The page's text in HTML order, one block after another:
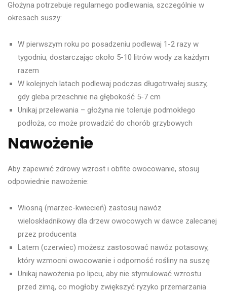
Głożyna potrzebuje regularnego podlewania, szczególnie w
okresach suszy:
W pierwszym roku po posadzeniu podlewaj 1-2 razy w
tygodniu, dostarczając około 5-10 litrów wody za każdym
razem
W kolejnych latach podlewaj podczas długotrwałej suszy,
gdy gleba przeschnie na głębokość 5-7 cm
Unikaj przelewania – głożyna nie toleruje podmokłego
podłoża, co może prowadzić do chorób grzybowych
Nawożenie
Aby zapewnić zdrowy wzrost i obfite owocowanie, stosuj
odpowiednie nawożenie:
Wiosną (marzec-kwiecień) zastosuj nawóz
wieloskładnikowy dla drzew owocowych w dawce zalecanej
przez producenta
Latem (czerwiec) możesz zastosować nawóz potasowy,
który wzmocni owocowanie i odporność rośliny na suszę
Unikaj nawożenia po lipcu, aby nie stymulować wzrostu
przed zimą, co mogłoby zwiększyć ryzyko przemarzania